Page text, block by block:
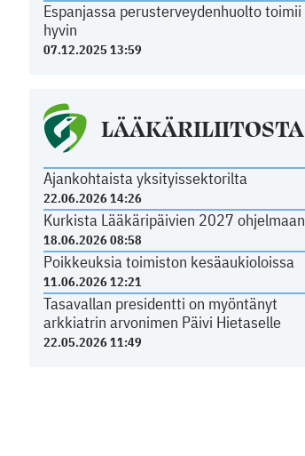
Espanjassa perusterveydenhuolto toimii
hyvin
07.12.2025 13:59
LÄÄKÄRILIITOSTA
Ajankohtaista yksityissektorilta
22.06.2026 14:26
Kurkista Lääkäripäivien 2027 ohjelmaan
18.06.2026 08:58
Poikkeuksia toimiston kesäaukioloissa
11.06.2026 12:21
Tasavallan presidentti on myöntänyt
arkkiatrin arvonimen Päivi Hietaselle
22.05.2026 11:49